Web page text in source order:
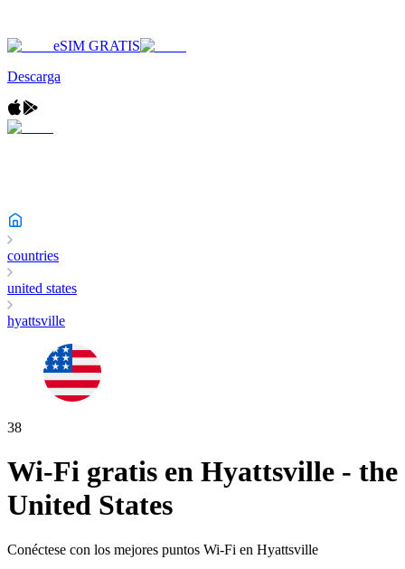
eSIM GRATIS
Descarga
countries
united states
hyattsville
38
Wi-Fi gratis en Hyattsville - the
United States
Conéctese con los mejores puntos Wi-Fi en Hyattsville